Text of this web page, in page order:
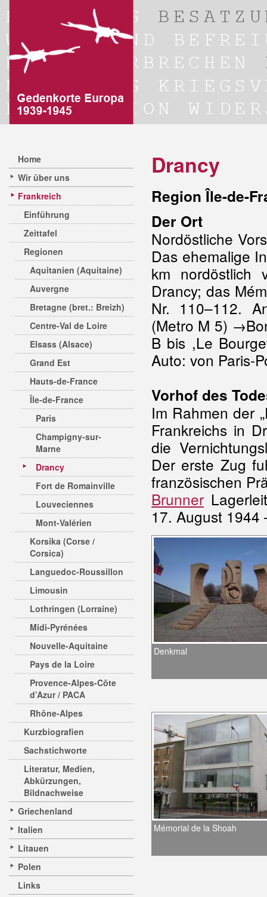
Home
Wir über uns
Frankreich
Einführung
Zeittafel
Regionen
Aquitanien (Aquitaine)
Auvergne
Bretagne (bret.: Breizh)
Centre-Val de Loire
Elsass (Alsace)
Grand Est
Hauts-de-France
Île-de-France
Paris
Champigny-sur-
Marne
Drancy
Fort de Romainville
Louveciennes
Mont-Valérien
Korsika (Corse /
Corsica)
Languedoc-Roussillon
Limousin
Lothringen (Lorraine)
Midi-Pyrénées
Nouvelle-Aquitaine
Pays de la Loire
Provence-Alpes-Côte
d’Azur / PACA
Rhône-Alpes
Kurzbiografien
Sachstichworte
Literatur, Medien,
Abkürzungen,
Bildnachweise
Griechenland
Italien
Litauen
Polen
Links
Drancy
Region Île-de-
Der Ort
Nordöstliche
Das ehemalige
km
Drancy; das
Nr. 110–112.
(Metro M 5)
B bis ,Le
Auto: von Paris-
Vorhof des
Im Rahmen der
Frankreichs in
die
Der erste Zug
französischen
Brunner
17. August
Denkmal
Mémorial de la Shoah